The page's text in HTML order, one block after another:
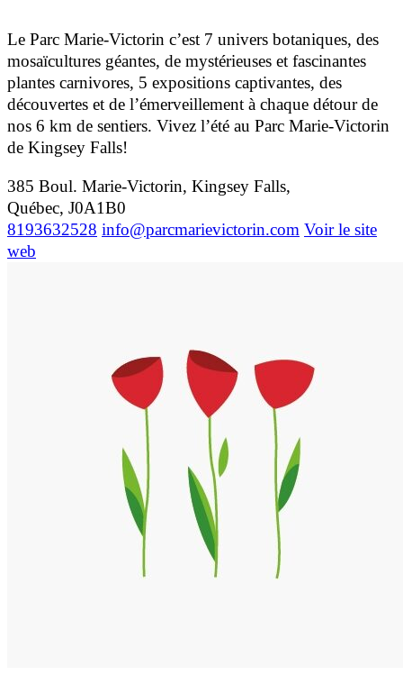
Le Parc Marie-Victorin c’est 7 univers botaniques, des
mosaïcultures géantes, de mystérieuses et fascinantes
plantes carnivores, 5 expositions captivantes, des
découvertes et de l’émerveillement à chaque détour de
nos 6 km de sentiers. Vivez l’été au Parc Marie-Victorin
de Kingsey Falls!
385 Boul. Marie-Victorin, Kingsey Falls,
Québec, J0A1B0
8193632528 info@parcmarievictorin.com Voir le site
web